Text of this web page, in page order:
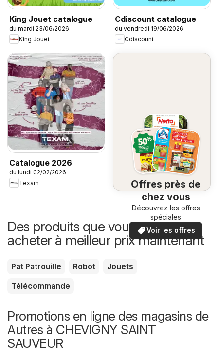
King Jouet catalogue
du mardi 23/06/2026
King Jouet
Cdiscount catalogue
du vendredi 19/06/2026
Cdiscount
Catalogue 2026
du lundi 02/02/2026
Texam
Offres près de
chez vous
Découvrez les offres
spéciales
Voir les offres
Des produits que vous pouvez
acheter à meilleur prix maintenant
Pat Patrouille Robot
Jouets
Télécommande
Promotions en ligne des magasins de
Autres à CHEVIGNY SAINT
SAUVEUR